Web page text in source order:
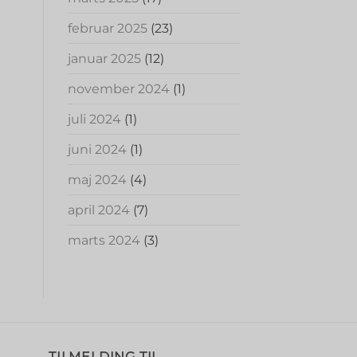
februar 2025(23)
januar 2025(12)
november 2024(1)
juli 2024(1)
juni 2024(1)
maj 2024(4)
april 2024(7)
marts 2024(3)